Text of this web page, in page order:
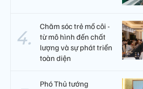
Chăm sóc trẻ mồ côi -
từ mô hình đến chất
lượng và sự phát triển
toàn diện
Phó Thủ tướng